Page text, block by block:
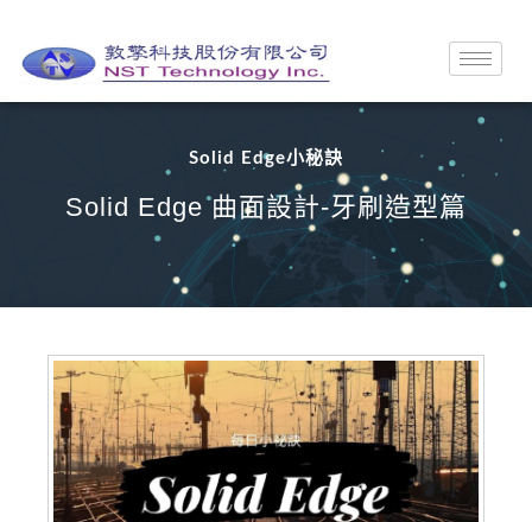
Solid Edge小秘訣
Solid Edge 曲面設計-牙刷造型篇